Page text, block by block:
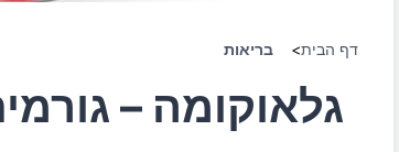
דף הבית> בריאות
גלאוקומה –